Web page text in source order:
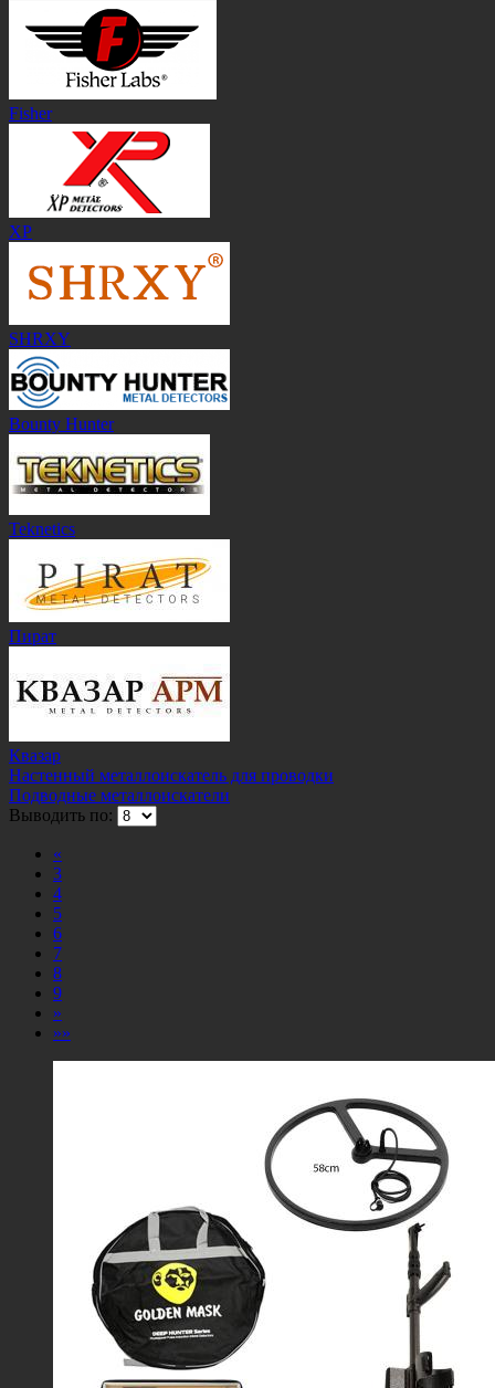
Fisher
XP
SHRXY
Bounty Hunter
Teknetics
Пират
Квазар
Настенный металлоискатель для проводки
Подводные металлоискатели
Выводить по:
«
3
4
5
6
7
8
9
»
»»